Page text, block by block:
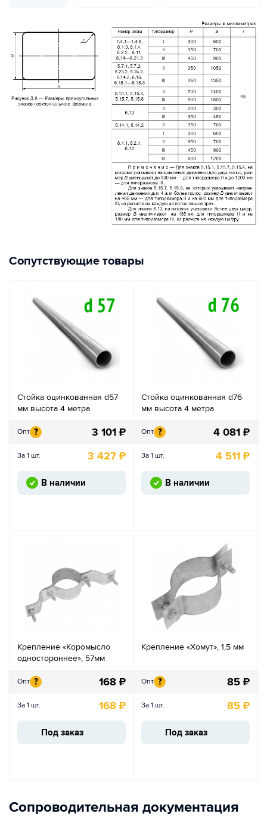
Сопутствующие товары
Стойка оцинкованная d57
мм высота 4 метра
Опт ? 3 101 ₽
За 1 шт. 3 427 ₽
В наличии
Стойка оцинкованная d76
мм высота 4 метра
Опт ? 4 081 ₽
За 1 шт. 4 511 ₽
В наличии
Крепление «Коромысло
одностороннее», 57мм
Опт ? 168 ₽
За 1 шт. 168 ₽
Под заказ
Крепление «Хомут», 1,5 мм
Опт ? 85 ₽
За 1 шт. 85 ₽
Под заказ
Сопроводительная документация